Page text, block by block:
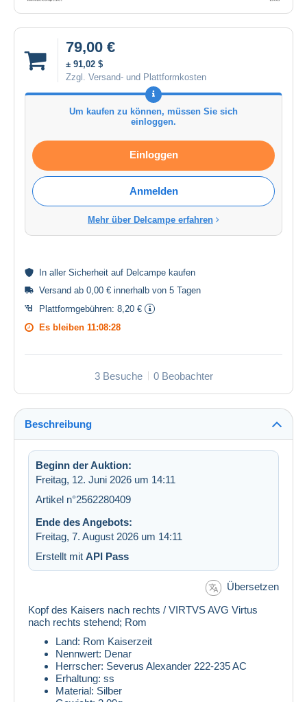
79,00 €
± 91,02 $
Zzgl. Versand- und Plattformkosten
Um kaufen zu können, müssen Sie sich
einloggen.
Einloggen
Anmelden
Mehr über Delcampe erfahren
In aller Sicherheit auf Delcampe kaufen
Versand ab 0,00 € innerhalb von 5 Tagen
Plattformgebühren: 8,20 €
Es bleiben 11:08:28
3 Besuche 0 Beobachter
Beschreibung
Beginn der Auktion:
Freitag, 12. Juni 2026 um 14:11
Artikel n°2562280409
Ende des Angebots:
Freitag, 7. August 2026 um 14:11
Erstellt mit API Pass
Übersetzen
Kopf des Kaisers nach rechts / VIRTVS AVG Virtus
nach rechts stehend; Rom
Land: Rom Kaiserzeit
Nennwert: Denar
Herrscher: Severus Alexander 222-235 AC
Erhaltung: ss
Material: Silber